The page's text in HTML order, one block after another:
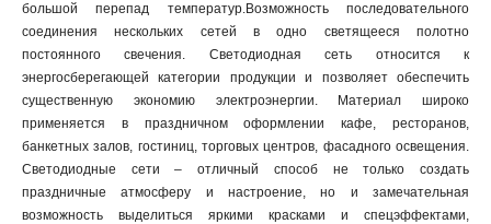
большой перепад температур.Возможность последовательного
соединения нескольких сетей в одно светящееся полотно
постоянного свечения. Светодиодная сеть относится к
энергосберегающей категории продукции и позволяет обеспечить
существенную экономию электроэнергии. Материал широко
применяется в праздничном оформлении кафе, ресторанов,
банкетных залов, гостиниц, торговых центров, фасадного освещения.
Светодиодные сети – отличный способ не только создать
праздничные атмосферу и настроение, но и замечательная
возможность выделиться яркими красками и спецэффектами,